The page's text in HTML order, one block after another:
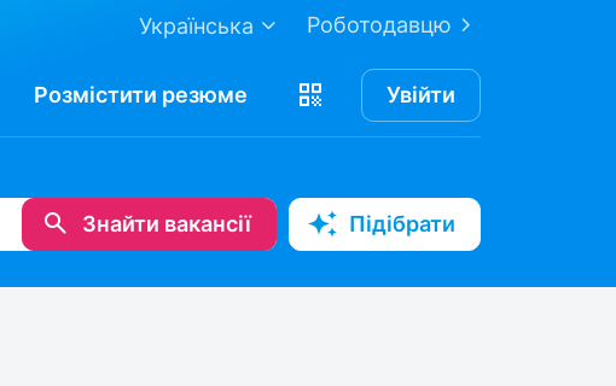
Роботодавцю
Українська
Розмістити резюме Увійти
Знайти вакансії Підібрати